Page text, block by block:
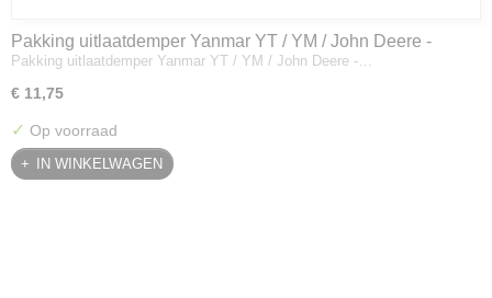
Pakking uitlaatdemper Yanmar YT / YM / John Deere -
128300-13230
Pakking uitlaatdemper Yanmar YT / YM / John Deere -…
€ 11,75
✓ Op voorraad
IN WINKELWAGEN